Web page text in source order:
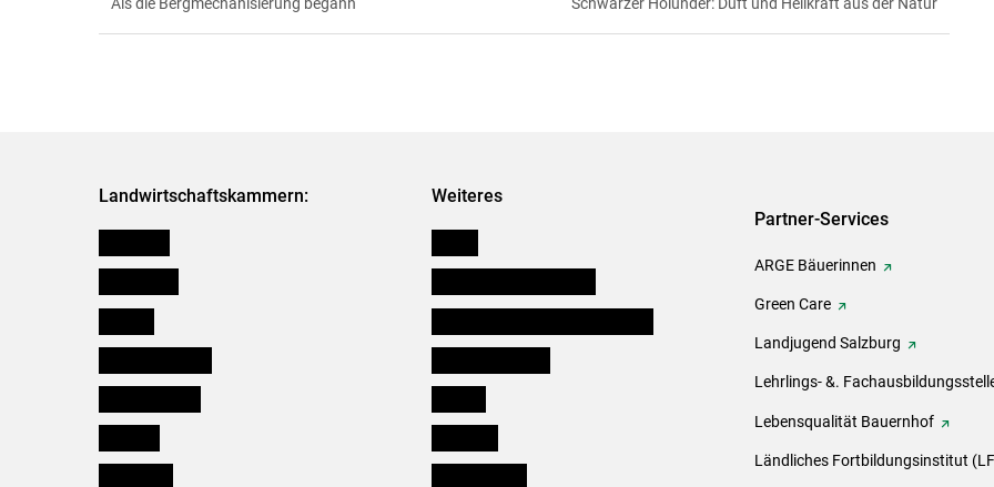
Landwirtschaftskammern: Weiteres
Partner-Services
ARGE Bäuerinnen
Green Care
Landjugend Salzburg
Lehrlings- &.
Lebensqualität Bauernhof
Ländliches Fortbildungsinstitut